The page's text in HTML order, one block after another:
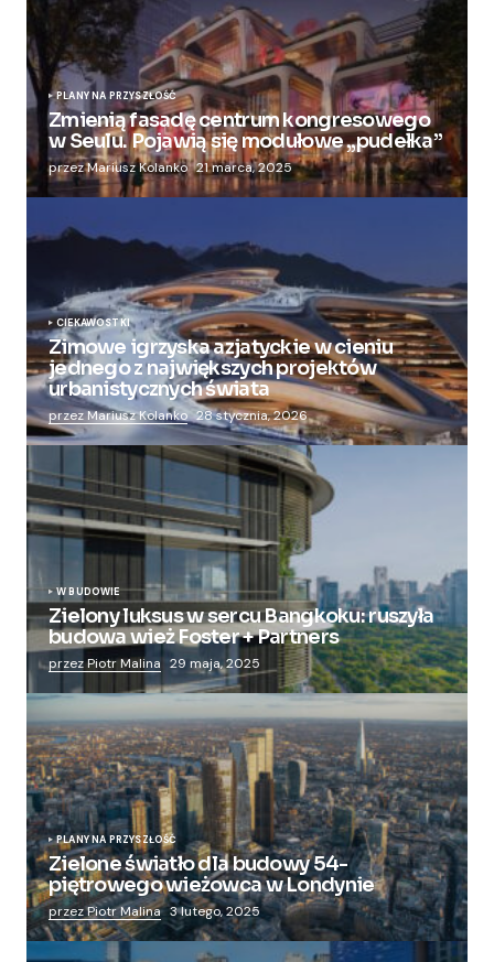
PLANY NA PRZYSZŁOŚĆ
Zmienią fasadę centrum kongresowego
w Seulu. Pojawią się modułowe „pudełka”
przez Mariusz Kolanko 21 marca, 2025
CIEKAWOSTKI
Zimowe igrzyska azjatyckie w cieniu
jednego z największych projektów
urbanistycznych świata
przez Mariusz Kolanko 28 stycznia, 2026
W BUDOWIE
Zielony luksus w sercu Bangkoku: ruszyła
budowa wież Foster + Partners
przez Piotr Malina 29 maja, 2025
PLANY NA PRZYSZŁOŚĆ
Zielone światło dla budowy 54-
piętrowego wieżowca w Londynie
przez Piotr Malina 3 lutego, 2025